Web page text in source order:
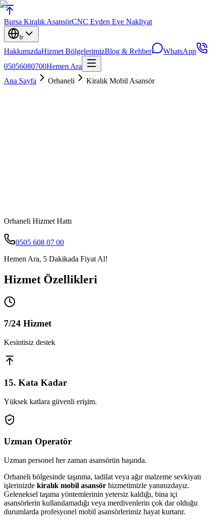
Bursa Kiralık AsansörCNC Evden Eve Nakliyat
tr
HakkımızdaHizmet BölgelerimizBlog & Rehber
WhatsApp
05056080700Hemen Ara
Ana Sayfa
Orhaneli Kiralık Mobil Asansör
Orhaneli Hizmet Hattı
0505 608 07 00
Hemen Ara, 5 Dakikada Fiyat Al!
Hizmet Özellikleri
7/24 Hizmet
Kesintisiz destek
15. Kata Kadar
Yüksek katlara güvenli erişim.
Uzman Operatör
Uzman personel her zaman asansörün başında.
Orhaneli bölgesinde taşınma, tadilat veya ağır malzeme sevkiyatı
işlerinizde kiralık mobil asansör hizmetimizle yanınızdayız.
Geleneksel taşıma yöntemlerinin yetersiz kaldığı, bina içi
asansörlerin kullanılamadığı veya merdivenlerin çok dar olduğu
durumlarda profesyonel mobil asansörlerimiz hayat kurtarır.